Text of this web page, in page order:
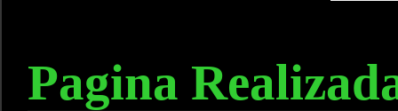
Pagina